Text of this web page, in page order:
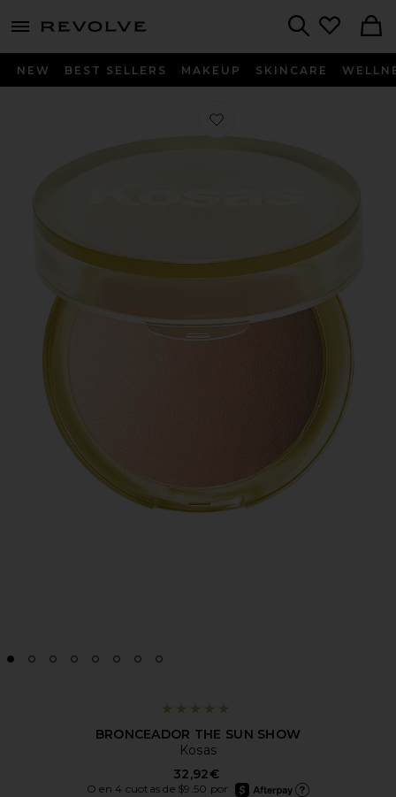
menu - shows more content
NEW BEST SELLERS MAKEUP SKINCARE
Favorito BRONCEADOR THE SUN
BRONCEADOR THE SUN SHOW
Kosas
32,92€
O en 4 cuotas de $9.50 por
afterpay